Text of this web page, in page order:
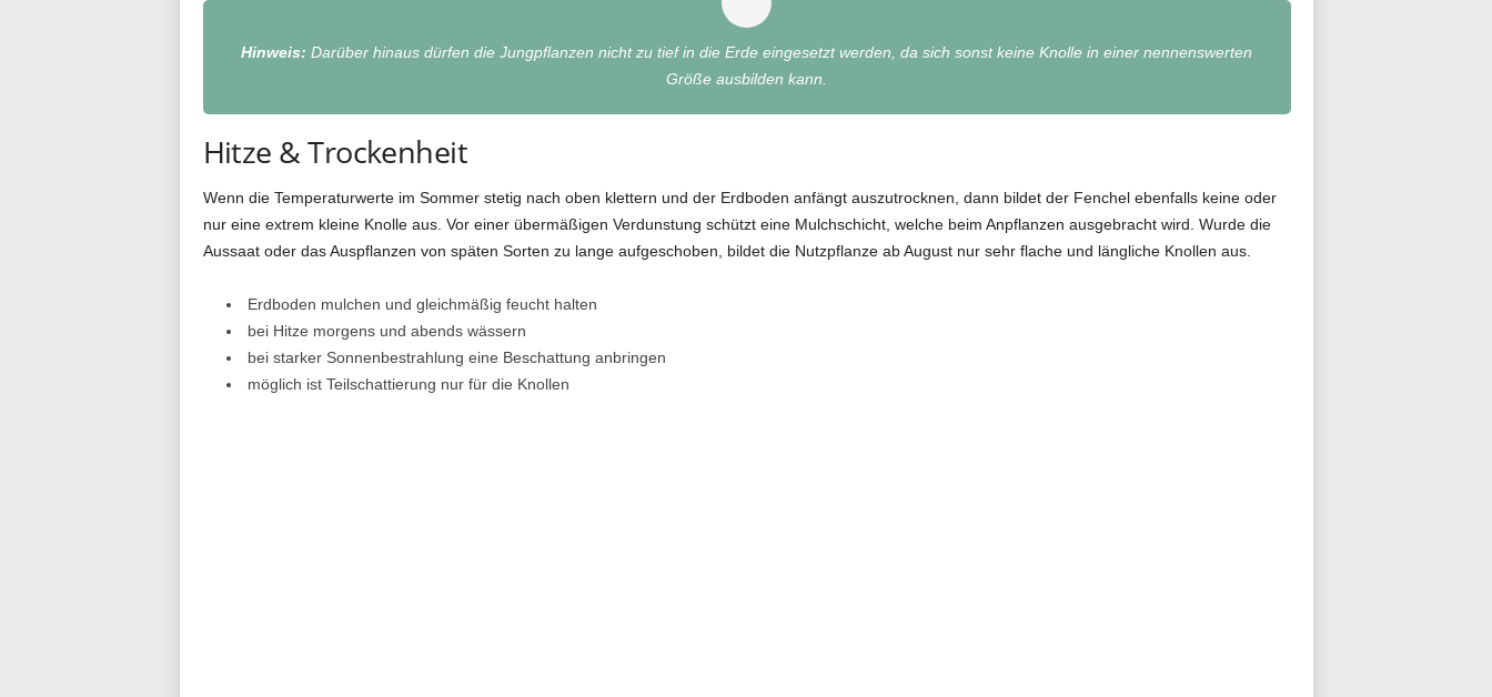
Hinweis: Darüber hinaus dürfen die Jungpflanzen nicht zu tief in die Erde eingesetzt werden, da sich sonst keine Knolle in einer nennenswerten
Größe ausbilden kann.
Hitze & Trockenheit
Wenn die Temperaturwerte im Sommer stetig nach oben klettern und der Erdboden anfängt auszutrocknen, dann bildet der Fenchel ebenfalls keine oder
nur eine extrem kleine Knolle aus. Vor einer übermäßigen Verdunstung schützt eine Mulchschicht, welche beim Anpflanzen ausgebracht wird. Wurde die
Aussaat oder das Auspflanzen von späten Sorten zu lange aufgeschoben, bildet die Nutzpflanze ab August nur sehr flache und längliche Knollen aus.
Erdboden mulchen und gleichmäßig feucht halten
bei Hitze morgens und abends wässern
bei starker Sonnenbestrahlung eine Beschattung anbringen
möglich ist Teilschattierung nur für die Knollen